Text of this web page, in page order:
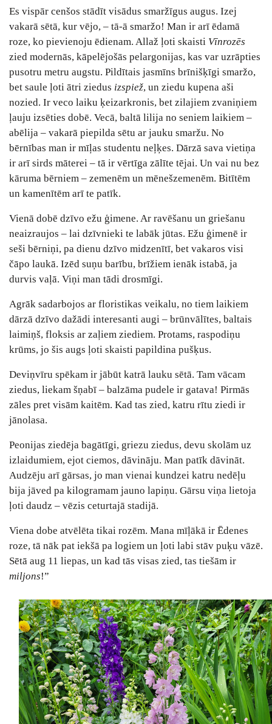
Es vispār cenšos stādīt visādus smaržīgus augus. Izej
vakarā sētā, kur vējo, ‒ tā-ā smaržo! Man ir arī ēdamā
roze, ko pievienoju ēdienam. Allaž ļoti skaisti Vīnrozēs
zied modernās, kāpelējošās pelargonijas, kas var uzrāpties
pusotru metru augstu. Pildītais jasmīns brīnišķīgi smaržo,
bet saule ļoti ātri ziedus izspiež, un ziedu kupena aši
nozied. Ir veco laiku ķeizarkronis, bet zilajiem zvaniņiem
ļauju izsēties dobē. Vecā, baltā lilija no seniem laikiem ‒
abēlija ‒ vakarā piepilda sētu ar jauku smaržu. No
bērnības man ir mīļas studentu neļķes. Dārzā sava vietiņa
ir arī sirds māterei – tā ir vērtīga zālīte tējai. Un vai nu bez
kāruma bērniem ‒ zemenēm un mēnešzemenēm. Bitītēm
un kamenītēm arī te patīk.
Vienā dobē dzīvo ežu ģimene. Ar ravēšanu un griešanu
neaizraujos ‒ lai dzīvnieki te labāk jūtas. Ežu ģimenē ir
seši bērniņi, pa dienu dzīvo midzenītī, bet vakaros visi
čāpo laukā. Izēd suņu barību, brīžiem ienāk istabā, ja
durvis vaļā. Viņi man tādi drosmīgi.
Agrāk sadarbojos ar floristikas veikalu, no tiem laikiem
dārzā dzīvo dažādi interesanti augi ‒ brūnvālītes, baltais
laimiņš, floksis ar zaļiem ziediem. Protams, raspodiņu
krūms, jo šis augs ļoti skaisti papildina pušķus.
Deviņvīru spēkam ir jābūt katrā lauku sētā. Tam vācam
ziedus, liekam šņabī ‒ balzāma pudele ir gatava! Pirmās
zāles pret visām kaitēm. Kad tas zied, katru rītu ziedi ir
jānolasa.
Peonijas ziedēja bagātīgi, griezu ziedus, devu skolām uz
izlaidumiem, ejot ciemos, dāvināju. Man patīk dāvināt.
Audzēju arī gārsas, jo man vienai kundzei katru nedēļu
bija jāved pa kilogramam jauno lapiņu. Gārsu viņa lietoja
ļoti daudz ‒ vēzis ceturtajā stadijā.
Viena dobe atvēlēta tikai rozēm. Mana mīļākā ir Ēdenes
roze, tā nāk pat iekšā pa logiem un ļoti labi stāv puķu vāzē.
Sētā aug 11 liepas, un kad tās visas zied, tas tiešām ir
miljons!”